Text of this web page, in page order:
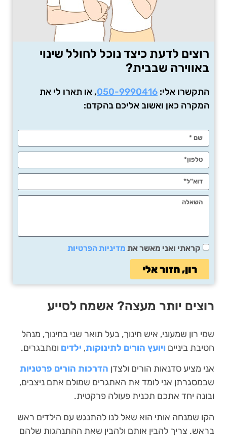
רוצים לדעת כיצד נוכל לחולל שינוי
באווירה שבבית?
התקשרו אלי: 050-9990416, או תארו לי את
המקרה כאן ואשוב אליכם בהקדם:
קראתי ואני מאשר את מדיניות הפרטיות
רון, חזור אלי
רוצים יותר מעצה? אשמח לסייע
שמי רון שמעוני, איש חינוך, בעל תואר שני בחינוך, מנהל
חטיבת ביניים ויועץ הורים לתינוקות, ילדים ומתבגרים.
אני מציע סדנאות הורים ולצדן הדרכות הורים פרטניות
שבמסגרתן אני לומד את האתגרים שמולם אתם ניצבים,
ובונה יחד אתכם תכנית פעולה פרקטית.
הקו שמנחה אותי הוא שאל לנו להתנגש עם הילדים ראש
בראש. צריך להבין אותם ולהבין שאת ההתנהגות שלהם